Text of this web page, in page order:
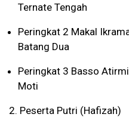
Ternate Tengah
Peringkat 2 Makal
Batang Dua
Peringkat 3 Basso
Moti
2. Peserta Putri (Hafizah)